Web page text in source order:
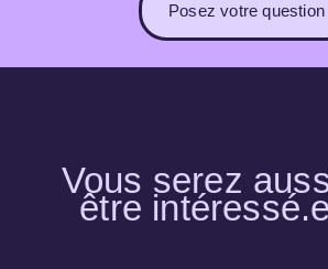
Posez votre question
Vous serez
être